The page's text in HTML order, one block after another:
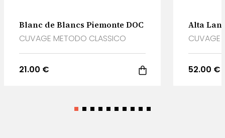
Blanc de Blancs Piemonte DOC
CUVAGE METODO CLASSICO
21.00 €
Alta
CUVAGE
52.00 €